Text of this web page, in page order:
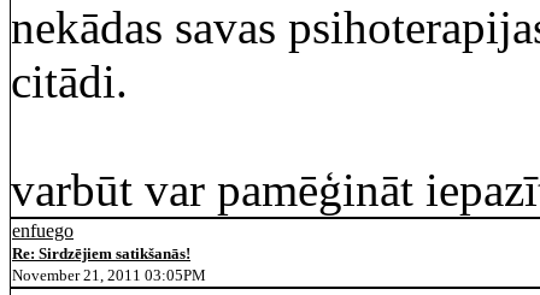
nekādas savas
citādi.
varbūt var pamēģināt
enfuego
Re: Sirdzējiem satikšanās!
November 21, 2011 03:05PM